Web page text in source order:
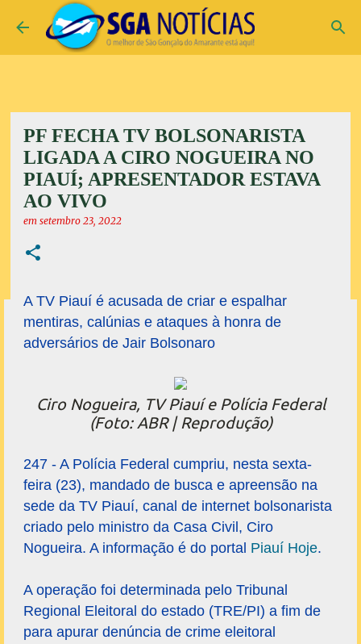
Pular para o conteúdo principal
PF FECHA TV BOLSONARISTA
LIGADA A CIRO NOGUEIRA NO
PIAUÍ; APRESENTADOR ESTAVA
AO VIVO
em setembro 23, 2022
A TV Piauí é acusada de criar e espalhar
mentiras, calúnias e ataques à honra de
adversários de Jair Bolsonaro
Ciro Nogueira, TV Piauí e Polícia Federal
(Foto: ABR | Reprodução)
247 - A Polícia Federal cumpriu, nesta sexta-
feira (23), mandado de busca e apreensão na
sede da TV Piauí, canal de internet bolsonarista
criado pelo ministro da Casa Civil, Ciro
Nogueira. A informação é do portal Piauí Hoje.
A operação foi determinada pelo Tribunal
Regional Eleitoral do estado (TRE/PI) a fim de
para apurar denúncia de crime eleitoral